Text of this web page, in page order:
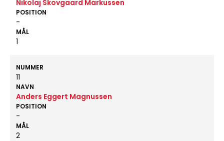
Nikolaj Skovgaard Markussen
POSITION
-
MÅL
1
NUMMER
11
NAVN
Anders Eggert Magnussen
POSITION
-
MÅL
2